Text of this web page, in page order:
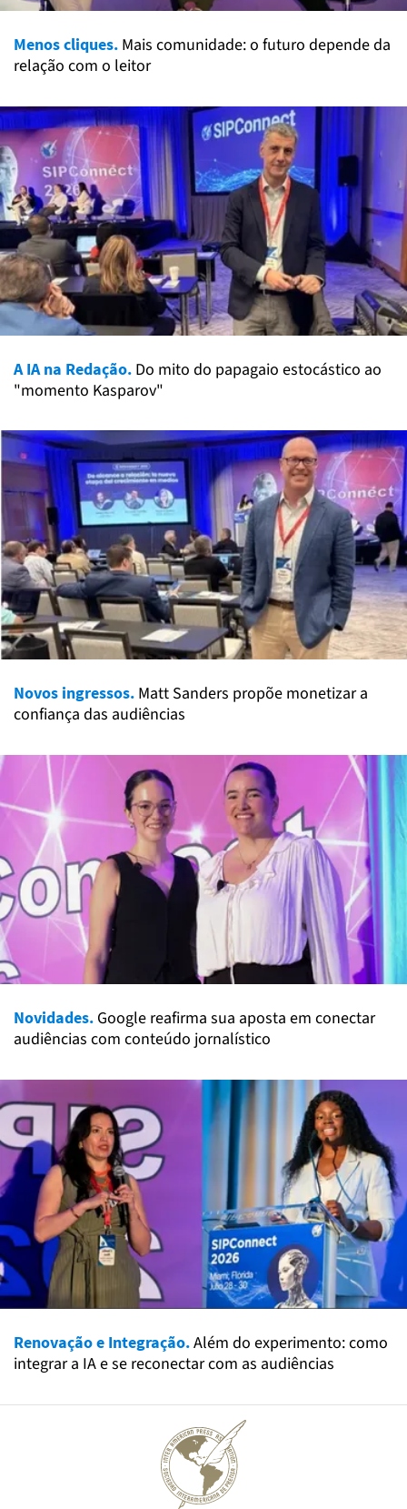
Menos cliques. Mais comunidade: o futuro depende da
relação com o leitor
A IA na Redação. Do mito do papagaio estocástico ao
"momento Kasparov"
Novos ingressos. Matt Sanders propõe monetizar a
confiança das audiências
Novidades. Google reafirma sua aposta em conectar
audiências com conteúdo jornalístico
Renovação e Integração.Além do experimento: como
integrar a IA e se reconectar com as audiências